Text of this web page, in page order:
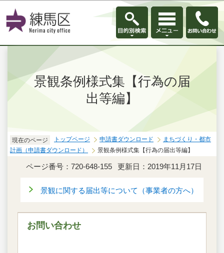
このページの本文へ移動
景観条例様式集【行為の届
出等編】
現在のページ トップページ 申請書ダウンロード
まちづくり・都市
計画（申請書ダウンロード）
景観条例様式集【行為の届出等編】
ページ番号：720-648-155 更新日：2019年11月17日
景観に関する届出等について（事業者の方へ）
お問い合わせ